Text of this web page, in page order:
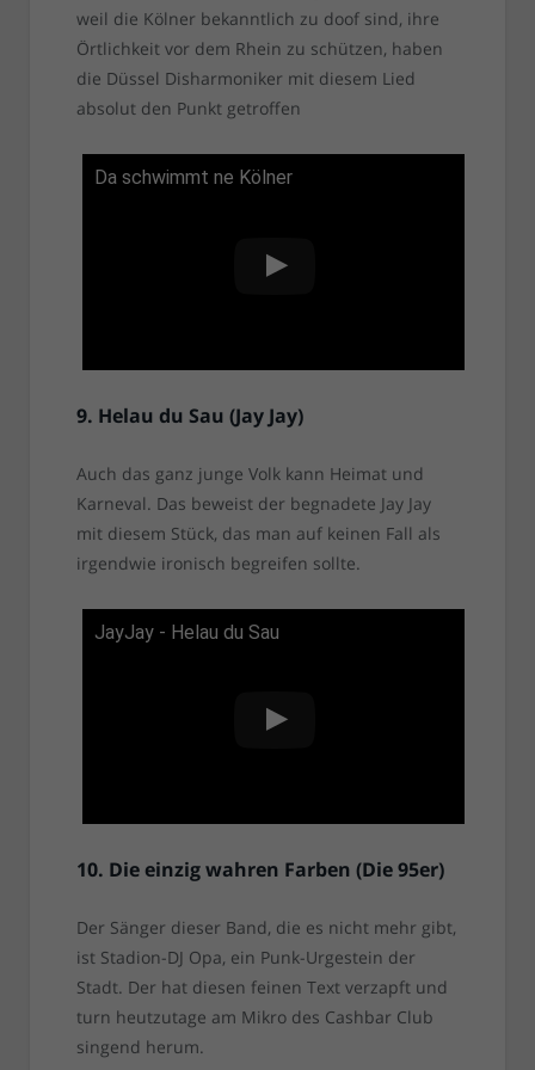
weil die Kölner bekanntlich zu doof sind, ihre
Örtlichkeit vor dem Rhein zu schützen, haben
die Düssel Disharmoniker mit diesem Lied
absolut den Punkt getroffen
Da schwimmt ne Kölner
9. Helau du Sau (Jay Jay)
Auch das ganz junge Volk kann Heimat und
Karneval. Das beweist der begnadete Jay Jay
mit diesem Stück, das man auf keinen Fall als
irgendwie ironisch begreifen sollte.
JayJay - Helau du Sau
10. Die einzig wahren Farben (Die 95er)
Der Sänger dieser Band, die es nicht mehr gibt,
ist Stadion-DJ Opa, ein Punk-Urgestein der
Stadt. Der hat diesen feinen Text verzapft und
turn heutzutage am Mikro des Cashbar Club
singend herum.